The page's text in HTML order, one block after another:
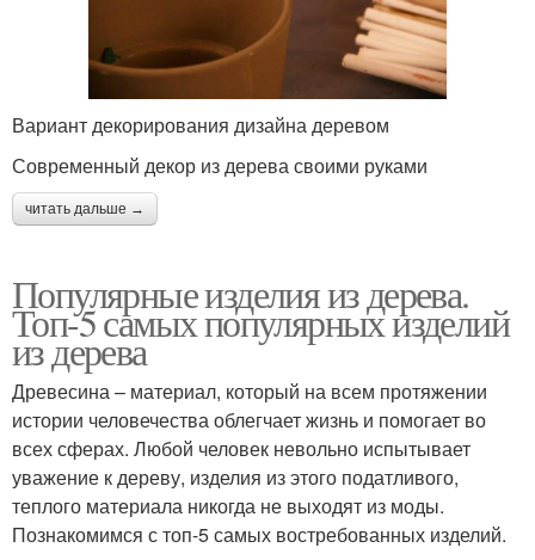
Вариант декорирования дизайна деревом
Современный декор из дерева своими руками
читать дальше →
Популярные изделия из дерева.
Топ-5 самых популярных изделий
из дерева
Древесина – материал, который на всем протяжении
истории человечества облегчает жизнь и помогает во
всех сферах. Любой человек невольно испытывает
уважение к дереву, изделия из этого податливого,
теплого материала никогда не выходят из моды.
Познакомимся с топ-5 самых востребованных изделий.